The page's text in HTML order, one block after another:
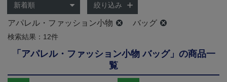
絞り込み
アパレル・ファッション小物 バッグ
検索結果：12件
「アパレル・ファッション小物 バッグ」の商品一
覧